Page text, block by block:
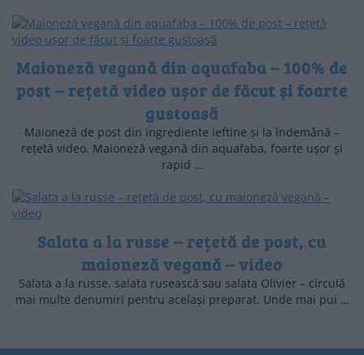
Maioneză vegană din aquafaba – 100% de
post – rețetă video ușor de făcut și foarte
gustoasă
Maioneză de post din ingrediente ieftine și la îndemână –
rețetă video. Maioneză vegană din aquafaba, foarte ușor și
rapid …
Salata a la russe – rețetă de post, cu
maioneză vegană – video
Salata a la russe, salata rusească sau salata Olivier – circulă
mai multe denumiri pentru același preparat. Unde mai pui …